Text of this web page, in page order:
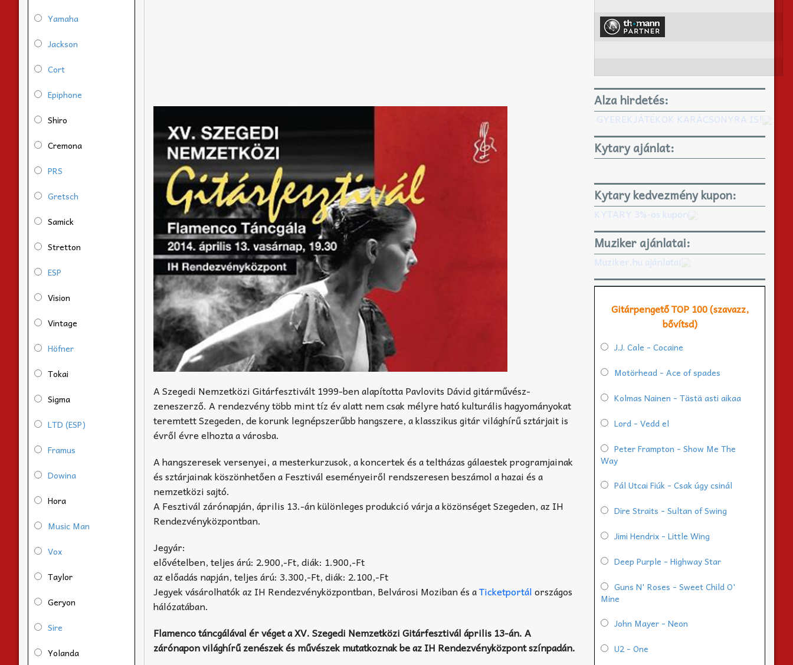
A Szegedi Nemzetközi Gitárfesztivált 1999-ben alapította Pavlovits Dávid gitárművész-
zeneszerző. A rendezvény több mint tíz év alatt nem csak mélyre ható kulturális hagyományokat
teremtett Szegeden, de korunk legnépszerűbb hangszere, a klasszikus gitár világhírű sztárjait is
évről évre elhozta a városba.
A hangszeresek versenyei, a mesterkurzusok, a koncertek és a teltházas gálaestek programjainak
és sztárjainak köszönhetően a Fesztivál eseményeiről rendszeresen beszámol a hazai és a
nemzetközi sajtó.
A Fesztivál zárónapján, április 13.-án különleges produkció várja a közönséget Szegeden, az IH
Rendezvényközpontban.
Jegyár:
elővételben, teljes árú: 2.900,-Ft, diák: 1.900,-Ft
az előadás napján, teljes árú: 3.300,-Ft, diák: 2.100,-Ft
Jegyek vásárolhatók az IH Rendezvényközpontban, Belvárosi Moziban és aTicketportálországos
hálózatában.
Flamenco táncgálával ér véget a XV. Szegedi Nemzetközi Gitárfesztivál április 13-án. A
zárónapon világhírű zenészek és művészek mutatkoznak be az IH Rendezvényközpont színpadán.
Yamaha
Jackson
Cort
Epiphone
Shiro
Cremona
PRS
Gretsch
Samick
Stretton
ESP
Vision
Vintage
Höfner
Tokai
Sigma
LTD (ESP)
Framus
Dowina
Hora
Music Man
Vox
Taylor
Geryon
Sire
Yolanda
Alza hirdetés:
GYEREKJÁTÉKOK KARÁCSONYRA IS!
Kytary ajánlat:
Kytary kedvezmény kupon:
KYTARY 3%-os kupon
Muziker ajánlatai:
Muziker.hu ajánlatai
Gitárpengető TOP 100 (szavazz,
bővítsd)
J.J. Cale - Cocaine
Motörhead - Ace of spades
Kolmas Nainen - Tästä asti aikaa
Lord - Vedd el
Peter Frampton - Show Me The
Way
Pál Utcai Fiúk - Csak úgy csinál
Dire Straits - Sultan of Swing
Jimi Hendrix - Little Wing
Deep Purple - Highway Star
Guns N' Roses - Sweet Child O'
Mine
John Mayer - Neon
U2 - One